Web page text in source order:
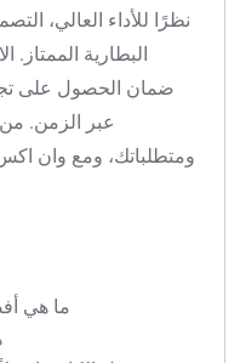
نظرًا للأداء العالي،
البطارية الممتاز.
ضمان الحصول على
عبر الزمن. من
ومتطلباتك، ومع وان
ما هي